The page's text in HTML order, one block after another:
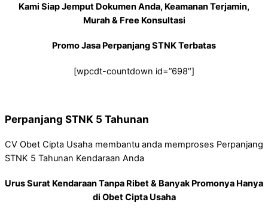
Kami Siap Jemput Dokumen Anda, Keamanan Terjamin,
Murah & Free Konsultasi
Promo Jasa Perpanjang STNK Terbatas
[wpcdt-countdown id=”698″]
Perpanjang STNK 5 Tahunan
CV Obet Cipta Usaha membantu anda memproses Perpanjang
STNK 5 Tahunan Kendaraan Anda
Urus Surat Kendaraan Tanpa Ribet & Banyak Promonya Hanya
di Obet Cipta Usaha